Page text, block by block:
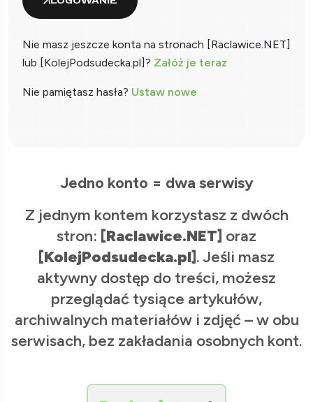
Nie masz jeszcze konta na stronach [Raclawice.NET]
lub [KolejPodsudecka.pl]? Załóż je teraz
Nie pamiętasz hasła? Ustaw nowe
Jedno konto = dwa serwisy
Z jednym kontem korzystasz z dwóch
stron: [Raclawice.NET] oraz
[KolejPodsudecka.pl]. Jeśli masz
aktywny dostęp do treści, możesz
przeglądać tysiące artykułów,
archiwalnych materiałów i zdjęć – w obu
serwisach, bez zakładania osobnych kont.